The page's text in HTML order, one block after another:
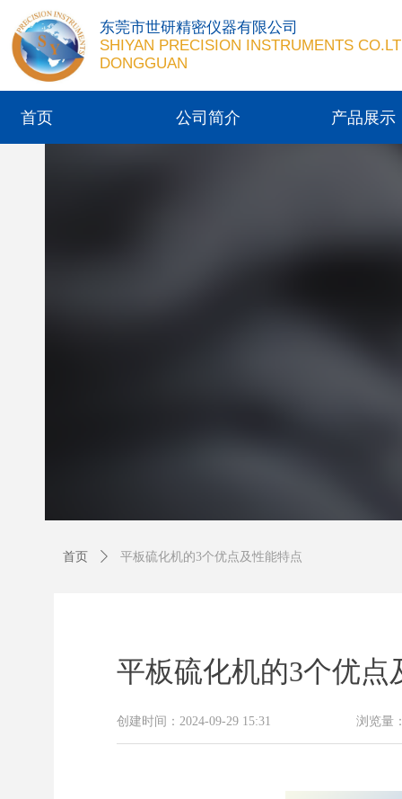
东莞市世研精密仪器有限公司
SHIYAN PRECISION INSTRUMENTS
DONGGUAN
首页 公司简介 产品展示
平板硫化机的3个优点
创建时间： 2024-09-29 15:31 浏览量
首页 ꄲ 平板硫化机的3个优点及性能特点